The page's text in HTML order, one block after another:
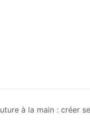
à la main : créer